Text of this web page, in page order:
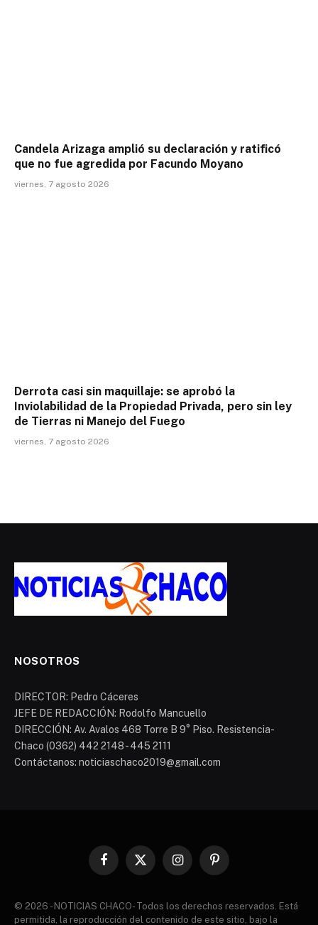
Candela Arizaga amplió su declaración y ratificó
que no fue agredida por Facundo Moyano
viernes, 7 agosto 2026
Derrota casi sin maquillaje: se aprobó la
Inviolabilidad de la Propiedad Privada, pero sin ley
de Tierras ni Manejo del Fuego
viernes, 7 agosto 2026
NOSOTROS
DIRECTOR: Pedro Cáceres
JEFE DE REDACCIÓN: Rodolfo Mancuello
DIRECCIÓN: Av. Avalos 468 Torre B 9° Piso. Resistencia-
Chaco (0362) 442 2148 - 445 2111
Contáctanos: noticiaschaco2019@gmail.com
Facebook
X
InstagramPinterest
© 2026 - NOTICIAS CHACO- Todos los derechos reservados. Está
permitida, la reproducción del contenido de este sitio, bajo la